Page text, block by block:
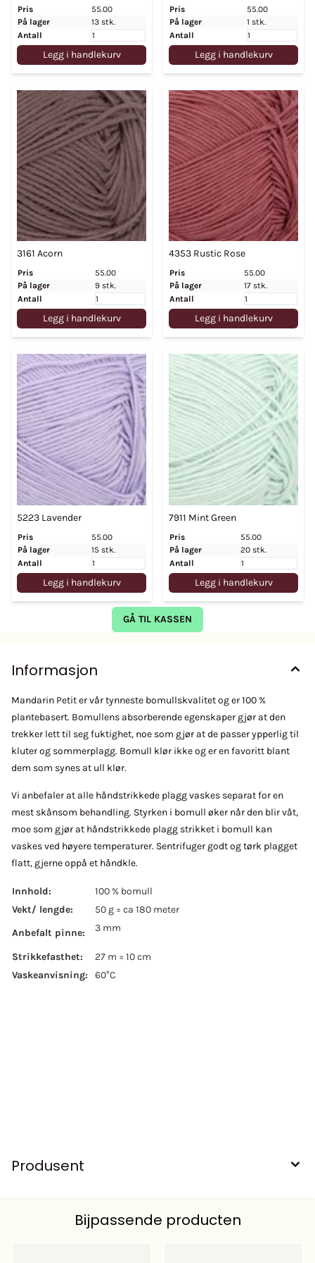
Pris
55.00
På lager
13 stk.
Antall
Legg i handlekurv
Pris
55.00
På lager
1 stk.
Antall
Legg i handlekurv
3161 Acorn
Pris
55.00
På lager
9 stk.
Antall
Legg i handlekurv
4353 Rustic Rose
Pris
55.00
På lager
17 stk.
Antall
Legg i handlekurv
5223 Lavender
Pris
55.00
På lager
15 stk.
Antall
Legg i handlekurv
7911 Mint Green
Pris
55.00
På lager
20 stk.
Antall
Legg i handlekurv
GÅ TIL KASSEN
Informasjon
Mandarin Petit er vår tynneste bomullskvalitet og er 100 %
plantebasert. Bomullens absorberende egenskaper gjør at den
trekker lett til seg fuktighet, noe som gjør at de passer ypperlig til
kluter og sommerplagg. Bomull klør ikke og er en favoritt blant
dem som synes at ull klør.
Vi anbefaler at alle håndstrikkede plagg vaskes separat for en
mest skånsom behandling. Styrken i bomull øker når den blir våt,
moe som gjør at håndstrikkede plagg strikket i bomull kan
vaskes ved høyere temperaturer. Sentrifuger godt og tørk plagget
flatt, gjerne oppå et håndkle.
Innhold:
100 % bomull
Vekt/ lengde:
50 g = ca 180 meter
Anbefalt pinne:
3 mm
Strikkefasthet:
27 m = 10 cm
Vaskeanvisning:
60°C
Produsent
Bijpassende producten